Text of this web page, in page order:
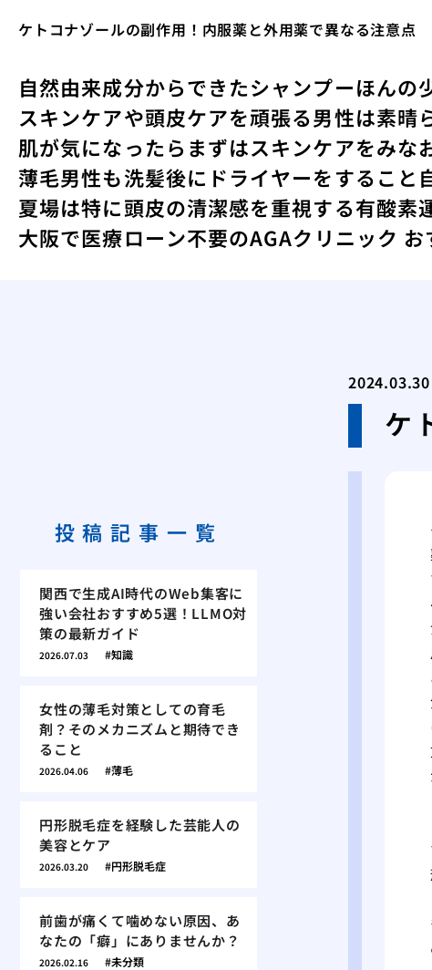
ケトコナゾールの副作用！内服薬と外用薬で異なる注意点
自然由来成分からできたシャンプーほんの
スキンケアや頭皮ケアを頑張る男性は素晴
肌が気になったらまずはスキンケアをみな
薄毛男性も洗髪後にドライヤーをすること
夏場は特に頭皮の清潔感を重視する有酸素
大阪で医療ローン不要のAGAクリニック
2024.03.30
ケ
投稿記事一覧
関西で生成AI時代のWeb集客に
強い会社おすすめ5選！LLMO対
策の最新ガイド
2026.07.03 知識
女性の薄毛対策としての育毛
剤？そのメカニズムと期待でき
ること
2026.04.06 薄毛
円形脱毛症を経験した芸能人の
美容とケア
2026.03.20 円形脱毛症
前歯が痛くて噛めない原因、あ
なたの「癖」にありませんか？
2026.02.16 未分類